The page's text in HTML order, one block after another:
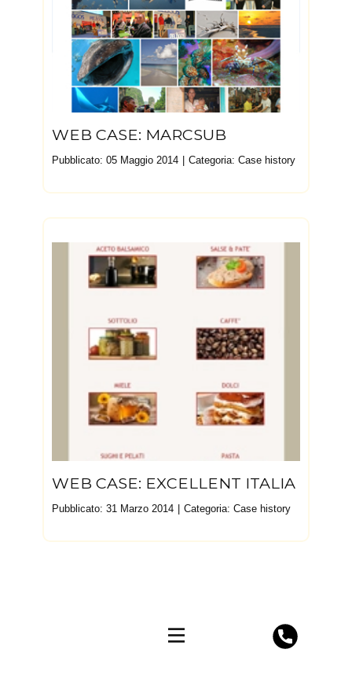
WEB CASE: MARCSUB
Pubblicato: 05 Maggio 2014 Categoria: Case history
WEB CASE: EXCELLENT ITALIA
Pubblicato: 31 Marzo 2014 Categoria: Case history